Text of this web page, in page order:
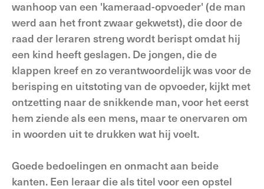
wanhoop van een 'kameraad-opvoeder' (de man
werd aan het front zwaar gekwetst), die door de
raad der leraren streng wordt berispt omdat hij
een kind heeft geslagen. De jongen, die de
klappen kreef en zo verantwoordelijk was voor de
berisping en uitstoting van de opvoeder, kijkt met
ontzetting naar de snikkende man, voor het eerst
hem ziende als een mens, maar te onervaren om
in woorden uit te drukken wat hij voelt.
Goede bedoelingen en onmacht aan beide
kanten. Een leraar die als titel voor een opstel